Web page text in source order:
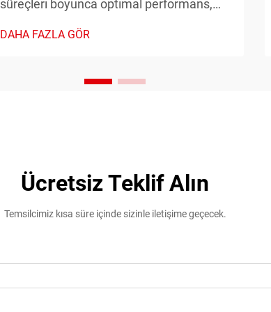
süreçleri boyunca optimal performans,
hassas zamanlama kontrolüne ihtiyaç
kritik bir bileşen olarak işlev görür ve
DAHA FAZLA GÖR
Ücretsiz Teklif Alın
Temsilcimiz kısa süre içinde sizinle iletişime geçecek.